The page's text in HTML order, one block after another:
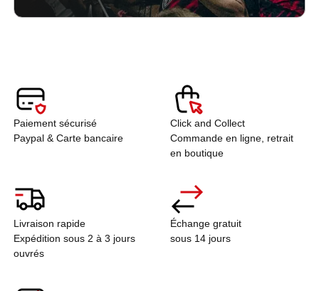
Paiement sécurisé
Paypal & Carte bancaire
Click and Collect
Commande en ligne, retrait
en boutique
Livraison rapide
Expédition sous 2 à 3 jours
ouvrés
Échange gratuit
sous 14 jours